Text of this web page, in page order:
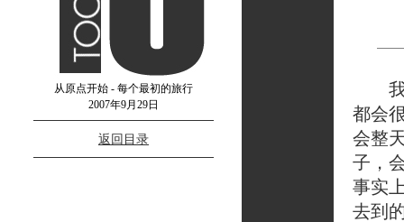
从原点开始 - 每个最初的旅行
2007年9月29日
返回目录
我
都会
会整
子，
事实
去到